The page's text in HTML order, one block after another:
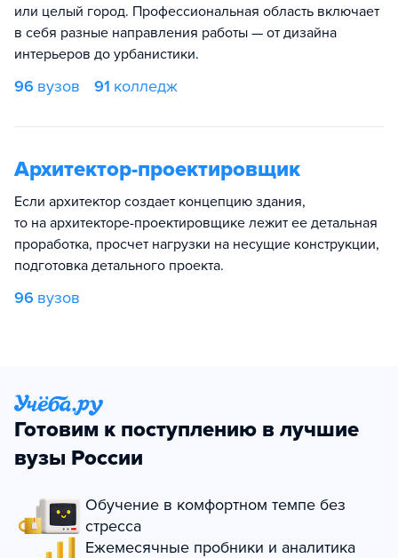
или целый город. Профессиональная область включает
в себя разные направления работы — от дизайна
интерьеров до урбанистики.
96 вузов 91 колледж
Архитектор-проектировщик
Если архитектор создает концепцию здания,
то на архитекторе-проектировщике лежит ее детальная
проработка, просчет нагрузки на несущие конструкции,
подготовка детального проекта.
96 вузов
Готовим к поступлению в лучшие
вузы России
Обучение в комфортном темпе без
стресса
Ежемесячные пробники и аналитика